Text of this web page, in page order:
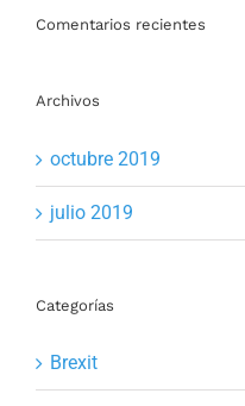
Comentarios recientes
Archivos
octubre 2019
julio 2019
Categorías
Brexit